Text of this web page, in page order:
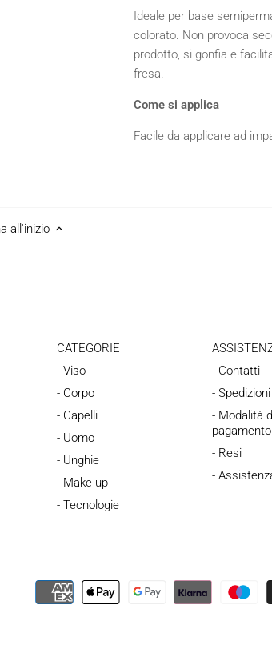
Ideale per base
colorato. Non provoca
prodotto, si gonfia e
fresa.
Come si applica
Facile da applicare ad
all'inizio
CATEGORIE
- Viso
- Corpo
- Capelli
- Uomo
- Unghie
- Make-up
- Tecnologie
- Contatti
- Spedizioni
- Modalità
pagamento
- Resi
-